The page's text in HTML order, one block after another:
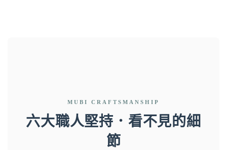
MUBI CRAFTSMANSHIP
六大職人堅持．看不見的細
節